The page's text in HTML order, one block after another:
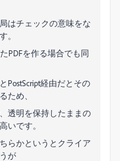
はチェックの意味をな
。
PDFを作る場合でも同
PostScript経由だとその
ため、
透明を保持したままの
いです。
らかというとクライア
が